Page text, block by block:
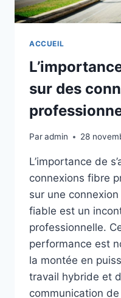
ACCUEIL
sur des
Paradmin 28
L’importance de
connexions fibre
sur une
fiable est un
professionnelle.
performance est
la montée en
travail hybride et
communication